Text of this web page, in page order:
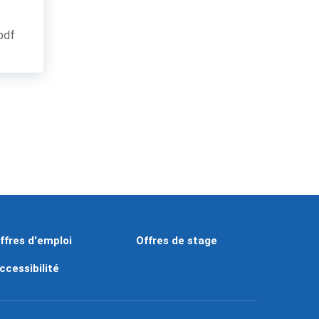
d'emploi Offres de stage